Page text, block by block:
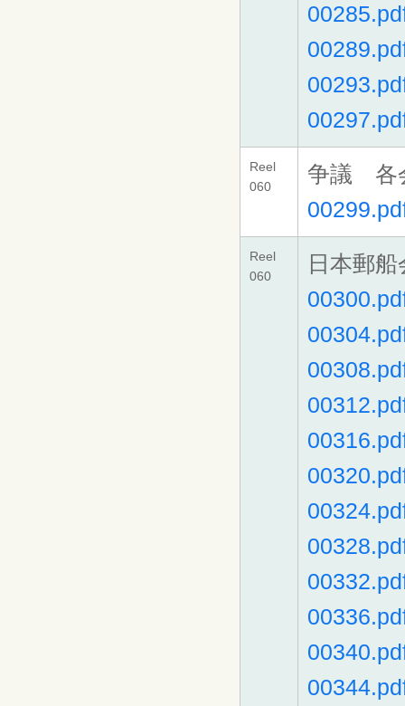
Reel
060
争議 各
Reel
060
日本郵